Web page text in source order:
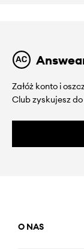
Załóż konto i
Club zyskujesz do
O NAS